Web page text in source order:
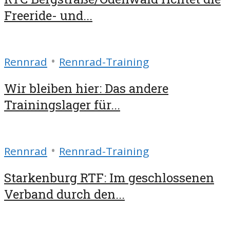
Freeride- und...
Rennrad • Rennrad-Training
Wir bleiben hier: Das andere
Trainingslager für...
Rennrad • Rennrad-Training
Starkenburg RTF: Im geschlossenen
Verband durch den...